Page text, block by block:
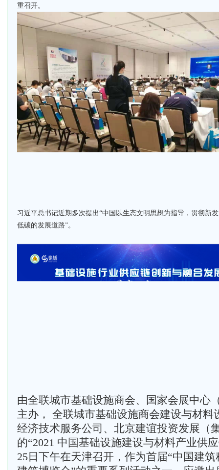
重召开。
习近平总书记近期多次提出“中国以生态文明思想为指导，贯彻新
低碳的发展道路”。
由全联城市基础设施商会、国家会展中心
主办， 全联城市基础设施商会建设与材料
经济技术服务公司、北京建谊投资发展（
的“2021 中国基础设施建设与材料产业供
25日下午在天津召开， 作为首届“中国建